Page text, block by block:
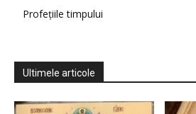
Profețiile timpului
Ultimele articole